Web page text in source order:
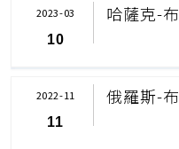
哈薩克-
2023-03
10
俄羅斯-
2022-11
11